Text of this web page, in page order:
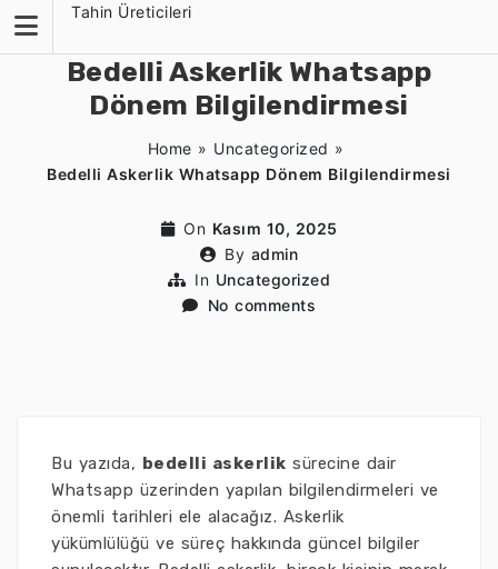
content
Tahin Üreticileri
Bedelli Askerlik Whatsapp
Dönem Bilgilendirmesi
Home » Uncategorized »
Bedelli Askerlik Whatsapp Dönem Bilgilendirmesi
On Kasım 10, 2025
By admin
In Uncategorized
No comments
Bu yazıda, bedelli askerlik sürecine dair
Whatsapp üzerinden yapılan bilgilendirmeleri ve
önemli tarihleri ele alacağız. Askerlik
yükümlülüğü ve süreç hakkında güncel bilgiler